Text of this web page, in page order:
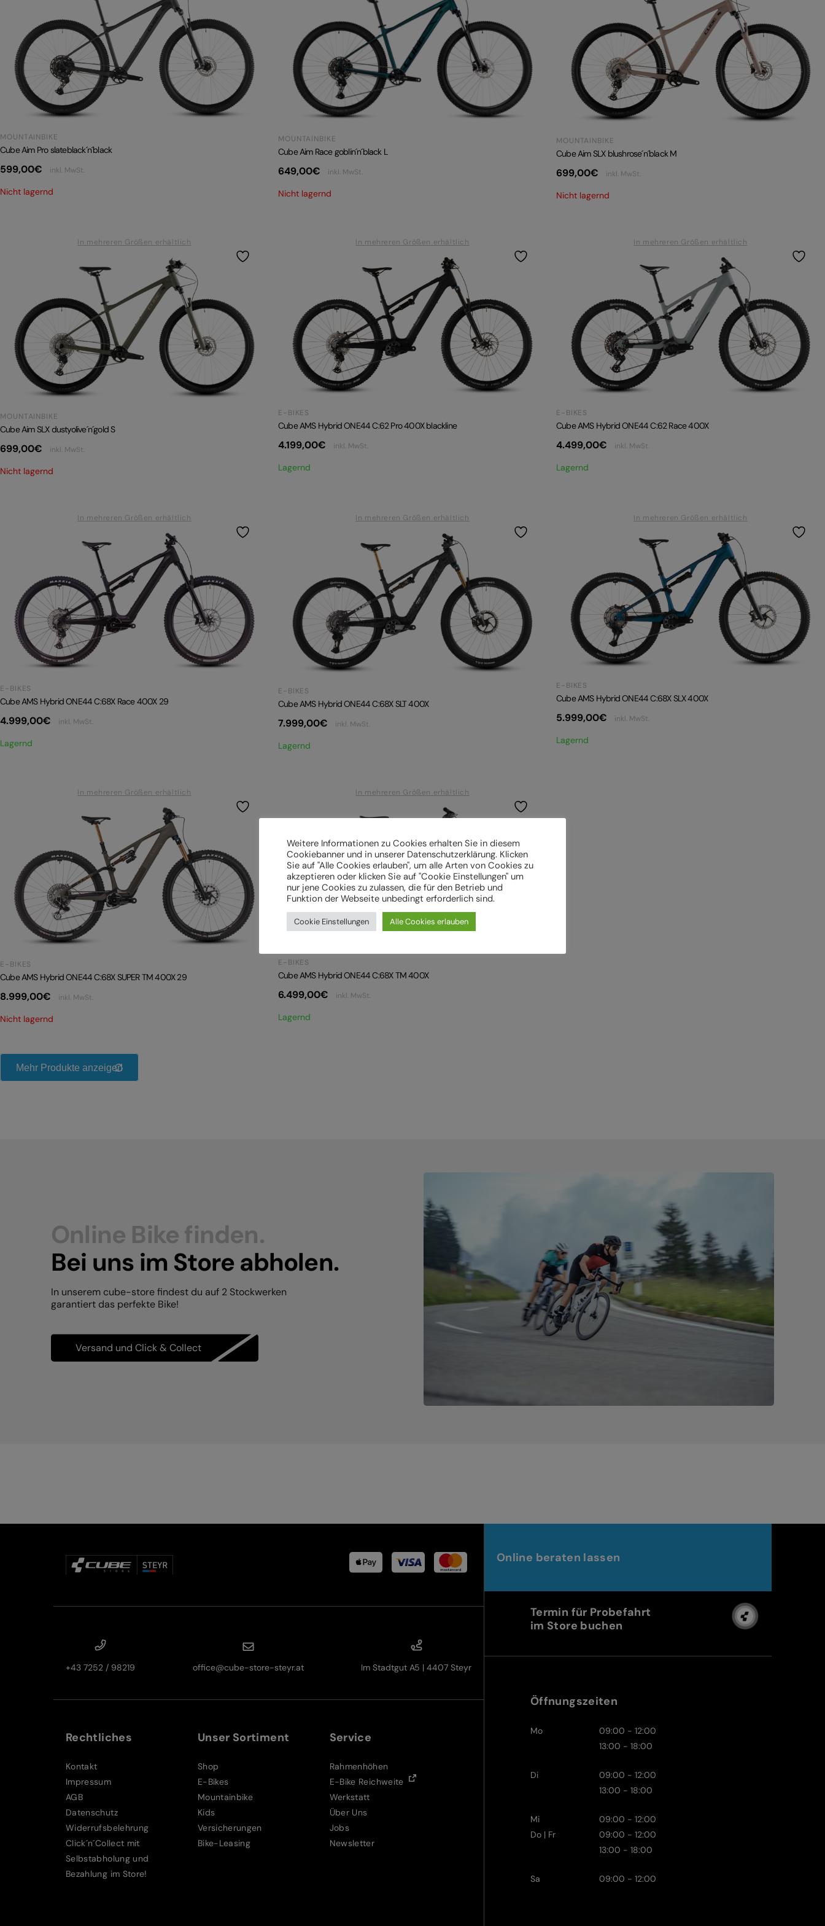
MOUNTAINBIKE
Cube Aim Pro slateblack´n´black
599,00€ inkl. MwSt.
Nicht lagernd
MOUNTAINBIKE
Cube Aim Race goblin´n´black L
649,00€ inkl. MwSt.
Nicht lagernd
MOUNTAINBIKE
Cube Aim SLX blushrose´n´black M
699,00€ inkl. MwSt.
Nicht lagernd
In mehreren Größen erhältlich
MOUNTAINBIKE
Cube Aim SLX dustyolive´n´gold S
699,00€ inkl. MwSt.
Nicht lagernd
In mehreren Größen erhältlich
E-BIKES
Cube AMS Hybrid ONE44 C:62 Pro 400X blackline
4.199,00€ inkl. MwSt.
Lagernd
In mehreren Größen erhältlich
E-BIKES
Cube AMS Hybrid ONE44 C:62 Race 400X
4.499,00€ inkl. MwSt.
Lagernd
In mehreren Größen erhältlich
E-BIKES
Cube AMS Hybrid ONE44 C:68X Race 400X 29
4.999,00€ inkl. MwSt.
Lagernd
In mehreren Größen erhältlich
E-BIKES
Cube AMS Hybrid ONE44 C:68X SLT 400X
7.999,00€ inkl. MwSt.
Lagernd
In mehreren Größen erhältlich
E-BIKES
Cube AMS Hybrid ONE44 C:68X SLX 400X
5.999,00€ inkl. MwSt.
Lagernd
In mehreren Größen erhältlich
E-BIKES
Cube AMS Hybrid ONE44 C:68X SUPER TM 400X 29
8.999,00€ inkl. MwSt.
Nicht lagernd
In mehreren Größen erhältlich
E-BIKES
Cube AMS Hybrid ONE44 C:68X TM 400X
6.499,00€ inkl. MwSt.
Lagernd
Mehr Produkte anzeigen
Online Bike finden.
Bei uns im Store abholen.
In unserem cube-store findest du auf 2 Stockwerken
garantiert das perfekte Bike!
Versand und Click & Collect
+43 7252 / 98219 office@cube-store-steyr.at Im Stadtgut A5 | 4407 Steyr
Rechtliches
Kontakt
Impressum
AGB
Datenschutz
Widerrufsbelehrung
Click´n´Collect mit
Selbstabholung und
Bezahlung im Store!
Unser Sortiment
Shop
E-Bikes
Mountainbike
Kids
Versicherungen
Bike-Leasing
Service
Rahmenhöhen
E-Bike Reichweite
Werkstatt
Über Uns
Jobs
Newsletter
Online beraten lassen
Termin für Probefahrt
im Store buchen
Öffnungszeiten
Mo
09:00 - 12:00
13:00 - 18:00
Di
09:00 - 12:00
13:00 - 18:00
Mi
09:00 - 12:00
Do | Fr
09:00 - 12:00
13:00 - 18:00
Sa 09:00 - 12:00
Weitere Informationen zu Cookies erhalten Sie in diesem
Cookiebanner und in unserer Datenschutzerklärung. Klicken
Sie auf "Alle Cookies erlauben", um alle Arten von Cookies zu
akzeptieren oder klicken Sie auf "Cookie Einstellungen" um
nur jene Cookies zu zulassen, die für den Betrieb und
Funktion der Webseite unbedingt erforderlich sind.
Cookie Einstellungen Alle Cookies erlauben